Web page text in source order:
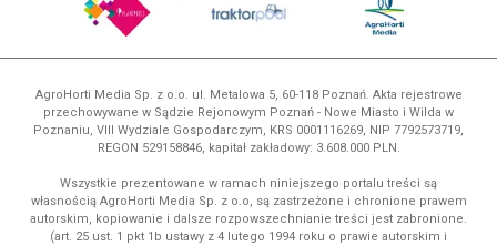
AgroHorti Media Sp. z o.o. ul. Metalowa 5, 60-118 Poznań. Akta rejestrowe
przechowywane w Sądzie Rejonowym Poznań - Nowe Miasto i Wilda w
Poznaniu, VIII Wydziale Gospodarczym, KRS 0001116269, NIP 7792573719,
REGON 529158846, kapitał zakładowy: 3.608.000 PLN.
Wszystkie prezentowane w ramach niniejszego portalu treści są
własnością AgroHorti Media Sp. z o.o, są zastrzeżone i chronione prawem
autorskim, kopiowanie i dalsze rozpowszechnianie treści jest zabronione.
(art. 25 ust. 1 pkt 1b ustawy z 4 lutego 1994 roku o prawie autorskim i